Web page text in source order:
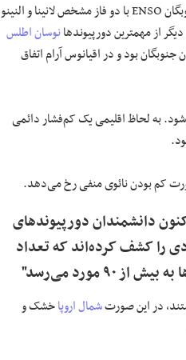
وضع هوا اضافه کرد: از معروفترین دورپیوند‌ها می‌توان به نوسان جنوبگان ENSO با دو فاز مشخص لانینا و النینو
از مهمترین دورپیوند‌هانوسان اطلس
بود و در اقیانوس آرام اتفاق
به لحاظ اقلیمی یک کم‌فشار دائمی
کم بودن نائوی منفی رخ می‌دهد.
دانشمندان دورپیوند‌های
را کشف کرده‌اند که تعداد
بیش از ۹۰ مورد می‌رسد"
در این صورتشمال اروپاخشک و